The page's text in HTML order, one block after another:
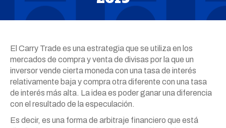
Estás aquí:
El Carry Trade es una estrategia que se utiliza en los
mercados de compra y venta de divisas por la que un
inversor vende cierta moneda con una tasa de interés
relativamente baja y compra otra diferente con una tasa
de interés más alta. La idea es poder ganar una diferencia
con el resultado de la especulación.
Es decir, es una forma de arbitraje financiero que está